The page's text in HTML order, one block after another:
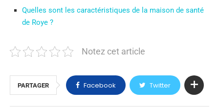
Quelles sont les caractéristiques de la maison de santé
de Roye ?
Notez cet article
PARTAGER Facebook Twitter